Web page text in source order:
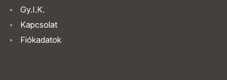
Gy.I.K.
Kapcsolat
Fiókadatok